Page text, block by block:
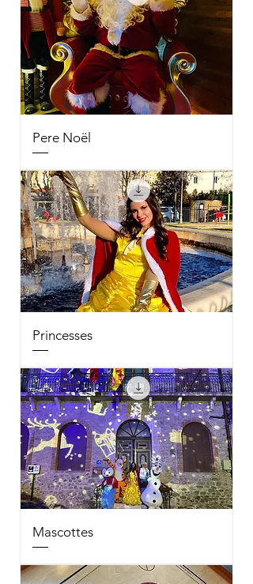
Pere Noël
Princesses
Mascottes